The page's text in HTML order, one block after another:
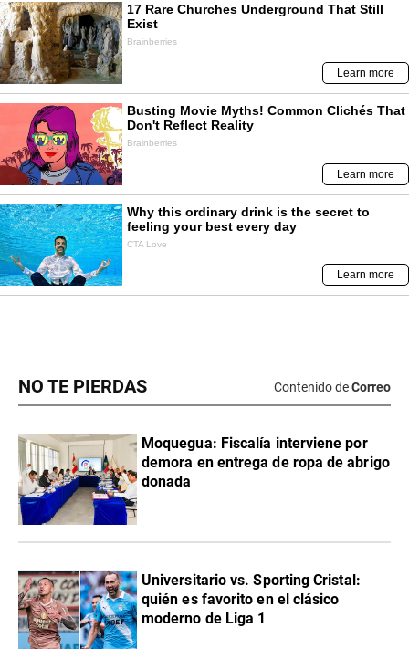
NO TE PIERDAS Contenido deCorreo
Moquegua: Fiscalía interviene por
demora en entrega de ropa de abrigo
donada
Universitario vs. Sporting Cristal:
quién es favorito en el clásico
moderno de Liga 1